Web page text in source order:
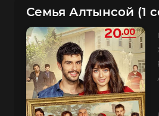
Семья Алтынсой (1